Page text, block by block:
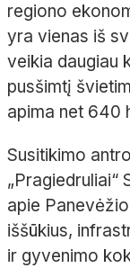
regiono
yra vienas iš
veikia daugiau
pusšimtį
apima net 640
Susitikimo
„Pragiedruliai“
apie
iššūkius,
ir gyvenimo